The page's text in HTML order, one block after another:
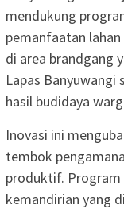
mendukung
pemanfaatan
di area brandgang
Lapas Banyuwangi
hasil budidaya
Inovasi ini
tembok
produktif. Program
kemandirian yang